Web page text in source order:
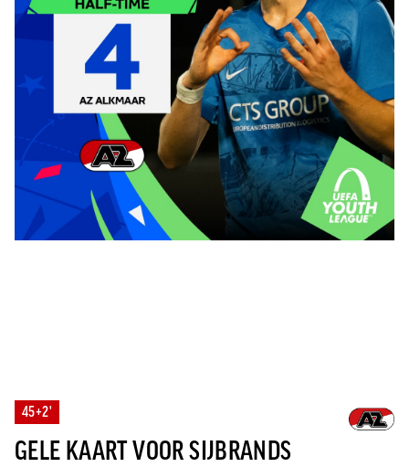
45+2'
GELE KAART VOOR SIJBRANDS